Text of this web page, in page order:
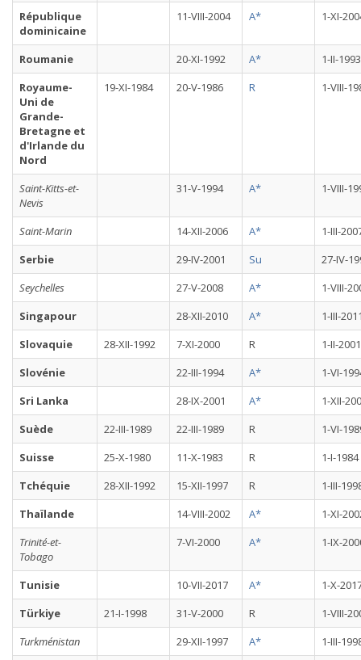
République
dominicaine
11-VIII-2004 A* 1-XI-
Roumanie 20-XI-1992 A*
1-II-1993
Royaume-
Uni de
Grande-
Bretagne et
d'Irlande du
Nord
19-XI-1984 20-V-1986 R 1-VIII-
Saint-Kitts-et-
Nevis
31-V-1994 A* 1-VIII-
Saint-Marin 14-XII-2006 A*
1-III-
Serbie
29-IV-2001 Su
27-IV-
Seychelles
27-V-2008 A*
1-VIII-
Singapour
28-XII-2010 A*
1-III-
Slovaquie
28-XII-1992 7-XI-2000 R
1-II-2001
Slovénie
22-III-1994 A*
1-VI-
Sri Lanka
28-IX-2001 A*
1-XII-
Suède
22-III-1989 22-III-1989 R
1-VI-
Suisse
25-X-1980 11-X-1983 R
1-I-1984
Tchéquie
28-XII-1992 15-XII-1997 R
1-III-
Thaïlande
14-VIII-2002 A*
1-XI-
Trinité-et-
Tobago
7-VI-2000 A* 1-IX-
Tunisie 10-VII-2017 A*
1-X-
Türkiye
21-I-1998 31-V-2000 R
1-VIII-
Turkménistan
29-XII-1997 A*
1-III-